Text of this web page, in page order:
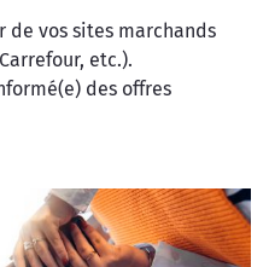
de vos sites marchands
etc.).
des offres